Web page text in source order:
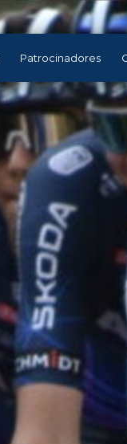
Patrocinadores